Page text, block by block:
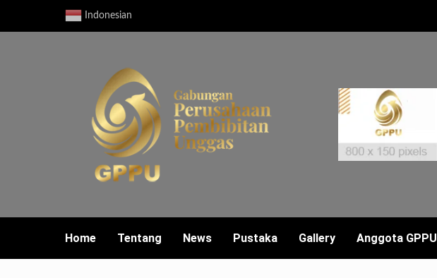
Indonesian
Home Tentang News Pustaka Gallery Anggota GPPU